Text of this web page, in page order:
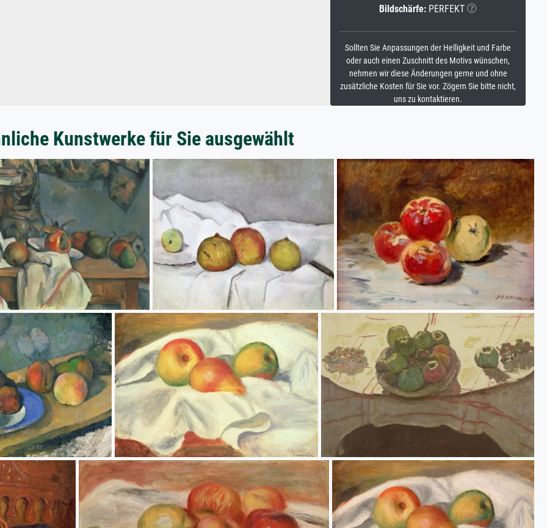
Bildschärfe: PERFEKT
Sollten Sie Anpassungen der Helligkeit und Farbe
oder auch einen Zuschnitt des Motivs wünschen,
nehmen wir diese Änderungen gerne und ohne
zusätzliche Kosten für Sie vor. Zögern Sie bitte nicht,
uns zu kontaktieren.
Kunstwerke für Sie ausgewählt